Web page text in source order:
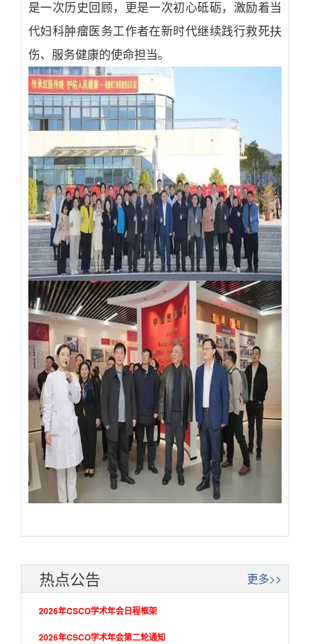
是一次历史回顾，更是一次初心砥砺，激励着当
代妇科肿瘤医务工作者在新时代继续践行救死扶
伤、服务健康的使命担当。
热点公告 更多>>
2026年CSCO学术年会日程框架
2026年CSCO学术年会第二轮通知